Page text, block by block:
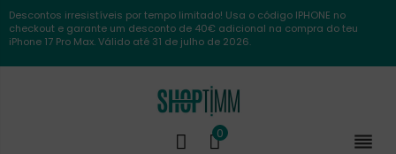
Descontos irresistíveis por tempo limitado! Usa o código IPHONE no
checkout e garante um desconto de 40€ adicional na compra do teu
iPhone 17 Pro Max. Válido até 31 de julho de 2026.

0